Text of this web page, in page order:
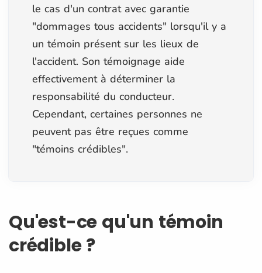
le cas d'un contrat avec garantie
"dommages tous accidents" lorsqu'il y a
un témoin présent sur les lieux de
l'accident. Son témoignage aide
effectivement à déterminer la
responsabilité du conducteur.
Cependant, certaines personnes ne
peuvent pas être reçues comme
"témoins crédibles".
Qu'est-ce qu'un témoin
crédible ?